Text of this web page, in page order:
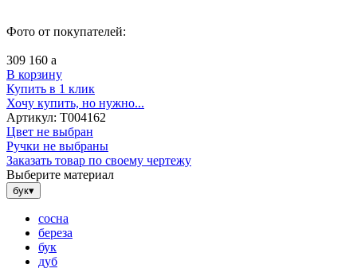
Фото от покупателей:
309 160 a
В корзину
Купить в 1 клик
Хочу купить, но нужно...
Артикул: Т004162
Цвет не выбран
Ручки не выбраны
Заказать товар по своему чертежу
Выберите материал
бук▾
сосна
береза
бук
дуб